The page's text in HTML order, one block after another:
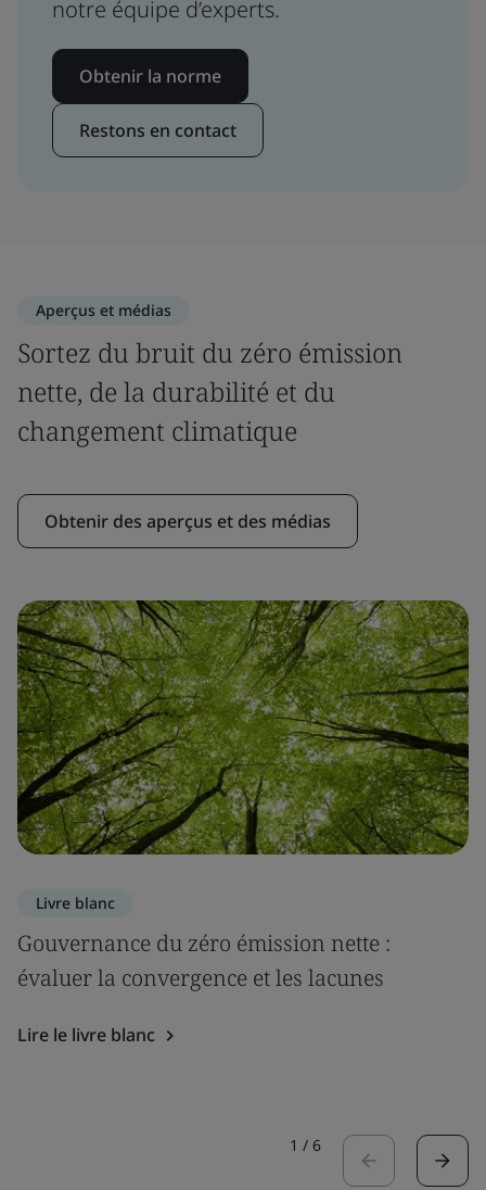
notre équipe d’experts.
Obtenir la norme
Restons en contact
Aperçus et médias
Sortez du bruit du zéro émission
nette, de la durabilité et du
changement climatique
Obtenir des aperçus et des médias
Livre blanc
Gouvernance du zéro émission nette :
évaluer la convergence et les lacunes
Lire le livre blanc
1 / 6